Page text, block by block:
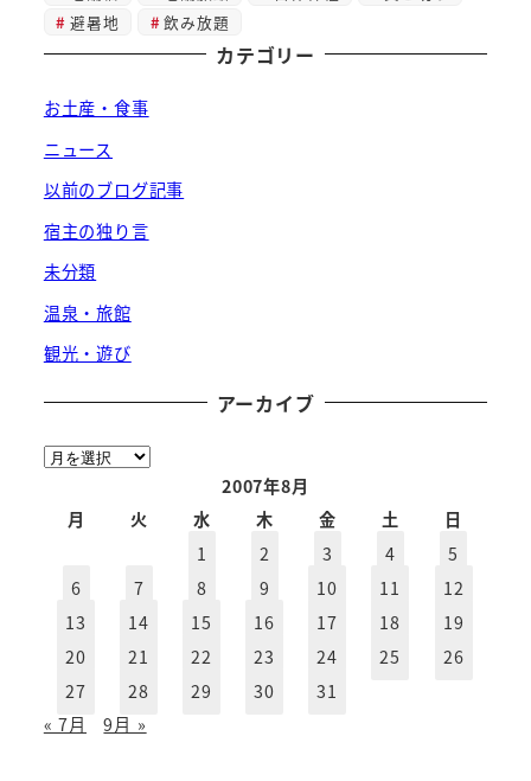
避暑地
飲み放題
カテゴリー
お土産・食事
ニュース
以前のブログ記事
宿主の独り言
未分類
温泉・旅館
観光・遊び
アーカイブ
ア
2007年8月
月
火 水 木 金 土
日
1
2 3 4
5
6
7 8 9 10 11
12
13
14 15 16 17 18
19
20
21 22 23 24 25
26
27
28 29 30
31
« 7月
9月 »